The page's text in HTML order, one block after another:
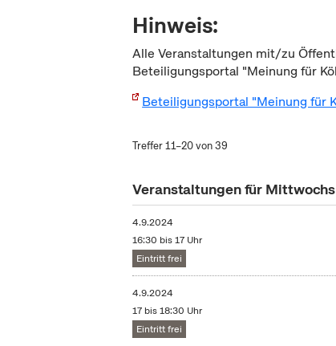
Hinweis:
Alle Veranstaltungen mit/zu
Beteiligungsportal "Meinung für
Beteiligungsportal "Meinung für
Treffer 11–20 von 39
Veranstaltungen für
4.9.2024
16:30 bis 17 Uhr
Eintritt frei
4.9.2024
17 bis 18:30 Uhr
Eintritt frei